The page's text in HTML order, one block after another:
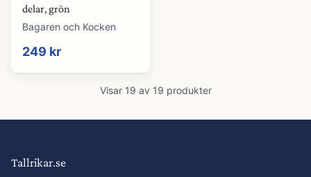
delar, grön
Bagaren och Kocken
249 kr
Visar 19 av 19 produkter
Tallrikar.se